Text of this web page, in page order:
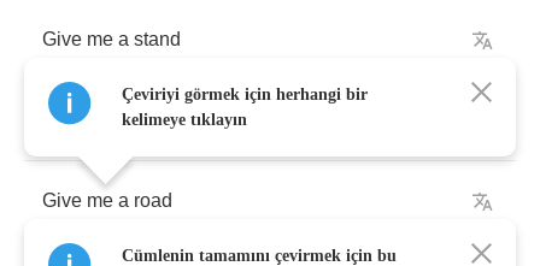
Give me a stand
A standing ovation,baby
Give me a road
Çeviriyi görmek için herhangi bir
kelimeye tıklayın
Cümlenin tamamını çevirmek için bu